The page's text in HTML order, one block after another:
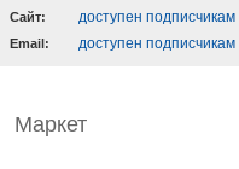
Cайт: доступен подписчикам
Email: доступен подписчикам
Маркет